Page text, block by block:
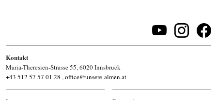
Kontakt
Maria-Theresien-Strasse 55, 6020 Innsbruck
+43 512 57 57 01 28 ,office@unsere-almen.at